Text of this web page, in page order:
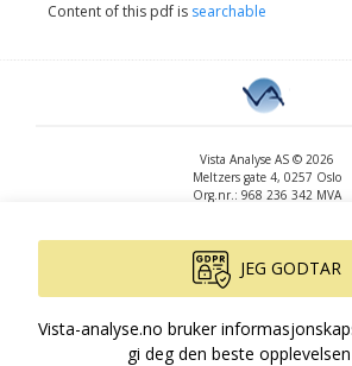
Content of this pdf is searchable
Vista Analyse AS © 2026
Meltzers gate 4, 0257 Oslo
Org.nr.: 968 236 342 MVA
www.vista-analyse.no
By
Version: 3.0.244
JEG GODTAR
Vista-analyse.no bruker
gi deg den beste opplevelsen